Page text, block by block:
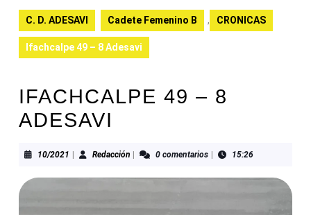
C. D. ADESAVI Cadete Femenino B , CRONICAS
Ifachcalpe 49 – 8 Adesavi
IFACHCALPE 49 – 8
ADESAVI
10/2021 10/2021RedacciónRedacción0 comentarios 15:26